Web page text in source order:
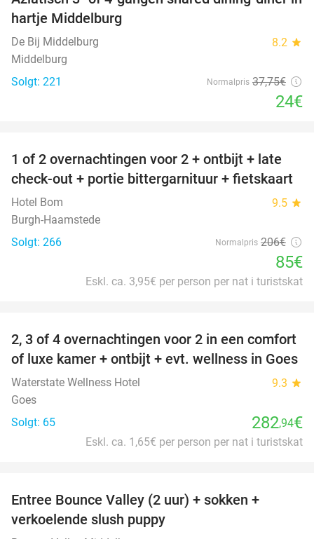
hartje Middelburg
De Bij Middelburg 8.2 star
Middelburg
Solgt: 221
Normalpris 37,75€
24€
59%
1 of 2 overnachtingen voor 2 + ontbijt + late
check-out + portie bittergarnituur + fietskaart
Hotel Bom 9.5 star
Burgh-Haamstede
Solgt: 266
Normalpris 206€
85€
Eskl. ca. 3,95€ per person per nat i turistskat
2, 3 of 4 overnachtingen voor 2 in een comfort
of luxe kamer + ontbijt + evt. wellness in Goes
Waterstate Wellness Hotel 9.3 star
Goes
Solgt: 65
282,94€
Eskl. ca. 1,65€ per person per nat i turistskat
Entree Bounce Valley (2 uur) + sokken +
verkoelende slush puppy